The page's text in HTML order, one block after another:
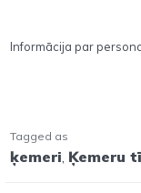
Informācija par
Tagged as
ķemeri, Ķemeru